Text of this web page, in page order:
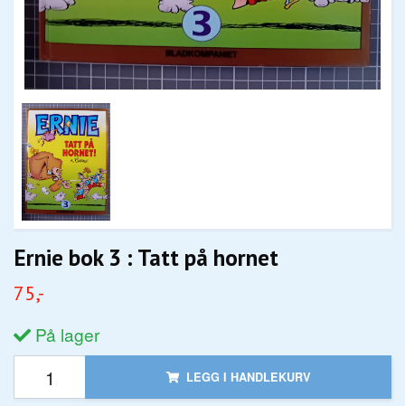
Ernie bok 3 : Tatt på hornet
75,-
På lager
LEGG I HANDLEKURV